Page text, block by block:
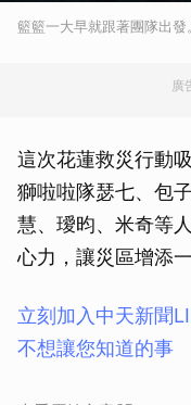
籃籃一大早就跟著團隊出發
廣
這次花蓮救災行動
獅啦啦隊瑟七、包
慧、璦昀、米奇等
心力，讓災區增添
立刻加入中天新聞
不想讓您知道的事